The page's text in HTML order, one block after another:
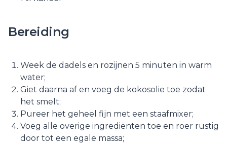
Bereiding
Week de dadels en rozijnen 5 minuten in warm
water;
Giet daarna af en voeg de kokosolie toe zodat
het smelt;
Pureer het geheel fijn met een staafmixer;
Voeg alle overige ingrediënten toe en roer rustig
door tot een egale massa;